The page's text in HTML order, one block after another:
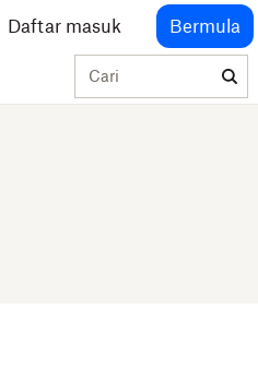
Daftar masuk Bermula
Cari